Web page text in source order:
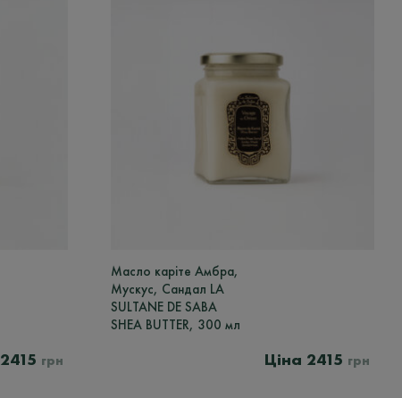
2415 грн
Масло каріте Амбра,
Мускус, Сандал LA
SULTANE DE SABA
SHEA BUTTER, 300 мл
2415 грн